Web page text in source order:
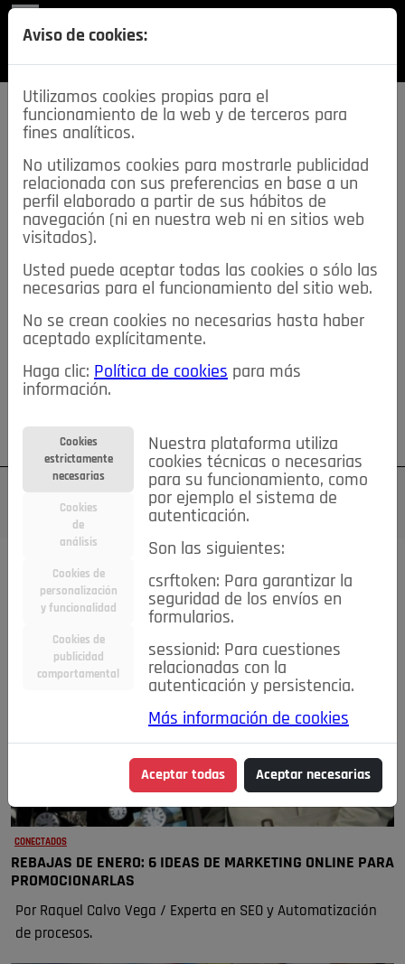
SECCIONES
descarga esta
REVISTA
≡NOTICIAS
NOTICIAS SERVICIOS DE INTERÉS
TABLÓN DE ANUNCIOS MIS ANUNCIOS CONTACTO
NOSOTROS
Su cuenta Regístrese ¿Olvidó su contraseña?
CONECTADOS
REBAJAS DE ENERO: 6 IDEAS DE MARKETING ONLINE PARA
PROMOCIONARLAS
Por Raquel Calvo Vega / Experta en SEO y Automatización
de procesos.
Aviso de cookies:
Utilizamos cookies propias para el
funcionamiento de la web y de terceros para
fines analíticos.
No utilizamos cookies para mostrarle publicidad
relacionada con sus preferencias en base a un
perfil elaborado a partir de sus hábitos de
navegación (ni en nuestra web ni en sitios web
visitados).
Usted puede aceptar todas las cookies o sólo las
necesarias para el funcionamiento del sitio web.
No se crean cookies no necesarias hasta haber
aceptado explícitamente.
Haga clic: Política de cookies para más
información.
Cookies
estrictamente
necesarias
Cookies
de
análisis
Cookies de
personalización
y funcionalidad
Cookies de
publicidad
comportamental
Nuestra plataforma utiliza
cookies técnicas o necesarias
para su funcionamiento, como
por ejemplo el sistema de
autenticación.
Son las siguientes:
csrftoken: Para garantizar la
seguridad de los envíos en
formularios.
sessionid: Para cuestiones
relacionadas con la
autenticación y persistencia.
Más información de cookies
Aceptar todas Aceptar necesarias